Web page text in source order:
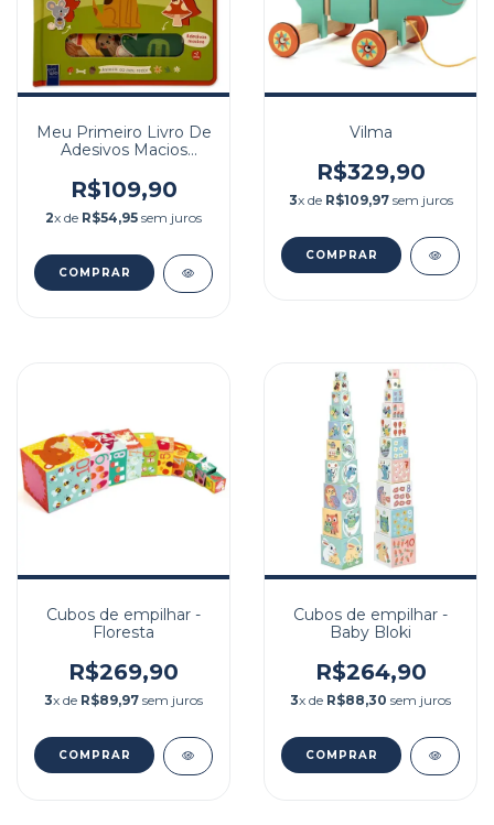
Meu Primeiro Livro De
Adesivos Macios
R$109,90
2x de R$54,95 sem juros
Vilma
R$329,90
3x de R$109,97sem juros
Cubos de empilhar -
Floresta
R$269,90
3x de R$89,97 sem juros
Cubos de empilhar -
Baby Bloki
R$264,90
3x de R$88,30 sem juros